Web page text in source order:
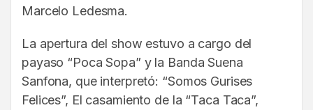
Marcelo Ledesma.
La apertura del show estuvo a cargo del
payaso “Poca Sopa” y la Banda Suena
Sanfona, que interpretó: “Somos Gurises
Felices”, El casamiento de la “Taca Taca”,